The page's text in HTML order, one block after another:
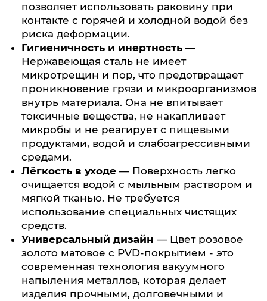
позволяет использовать раковину при
контакте с горячей и холодной водой без
риска деформации.
Гигиеничность и инертность —
Нержавеющая сталь не имеет
микротрещин и пор, что предотвращает
проникновение грязи и микроорганизмов
внутрь материала. Она не впитывает
токсичные вещества, не накапливает
микробы и не реагирует с пищевыми
продуктами, водой и слабоагрессивными
средами.
Лёгкость в уходе — Поверхность легко
очищается водой с мыльным раствором и
мягкой тканью. Не требуется
использование специальных чистящих
средств.
Универсальный дизайн — Цвет розовое
золото матовое с PVD-покрытием - это
современная технология вакуумного
напыления металлов, которая делает
изделия прочными, долговечными и